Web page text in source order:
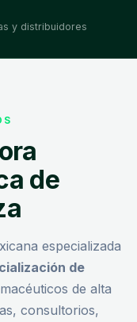
y distribuidores
de
especializada
de
de alta
consultorios,